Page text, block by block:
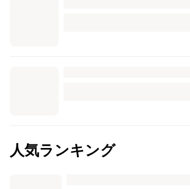
人気ランキング